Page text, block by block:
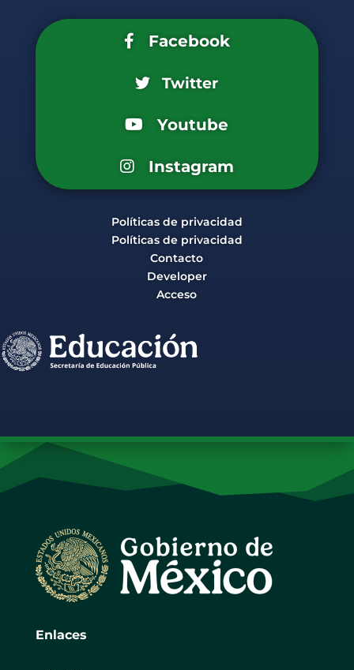
Facebook
Twitter
Youtube
Instagram
Políticas de privacidad
Políticas de privacidad
Contacto
Developer
Acceso
Enlaces